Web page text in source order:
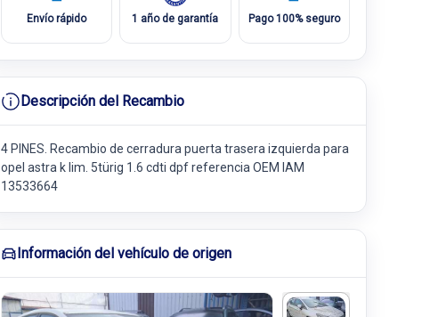
Envío rápido 1 año de garantía Pago 100% seguro
Descripción del Recambio
4 PINES. Recambio de cerradura puerta trasera izquierda para
opel astra k lim. 5türig 1.6 cdti dpf referencia OEM IAM
13533664
Información del vehículo de origen